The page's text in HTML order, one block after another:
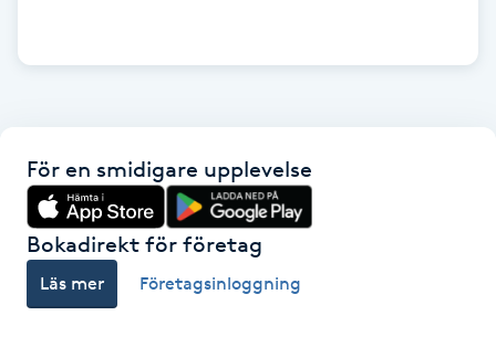
Föning
G
Gel naglar
Gelenaglar
För en smidigare upplevelse
Bokadirekt för företag
Läs mer Företagsinloggning